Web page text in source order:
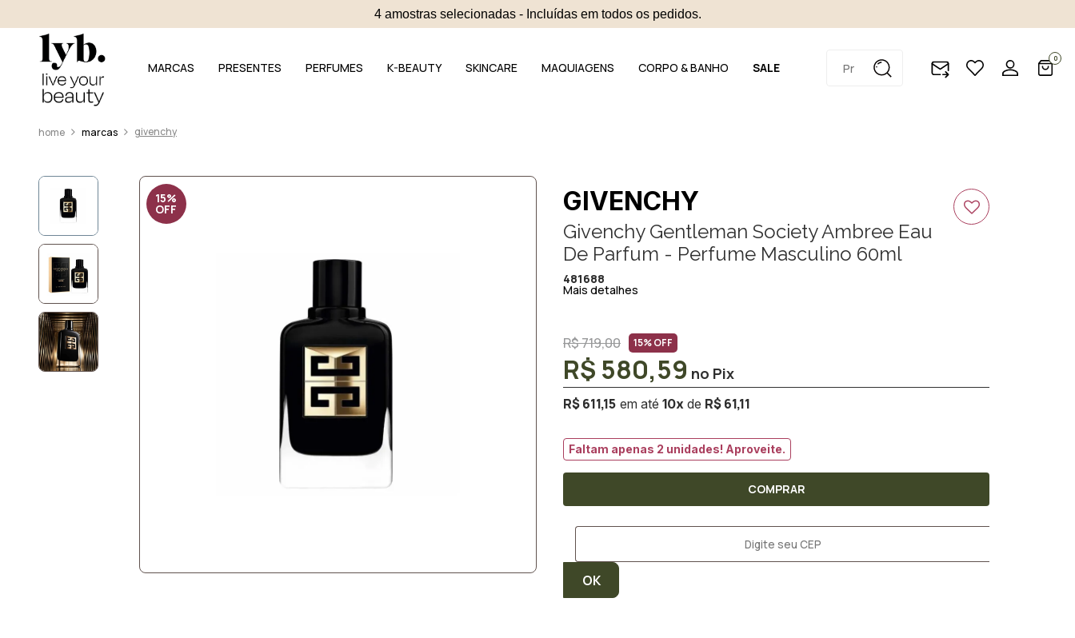
4 amostras selecionadas - Incluídas em todos os pedidos.
MARCAS PRESENTES PERFUMES K-BEAUTY SKINCARE MAQUIAGENS CORPO & BANHO SALE
0
marcas givenchy
15%
OFF GIVENCHY
Givenchy Gentleman Society Ambree Eau
De Parfum - Perfume Masculino 60ml
481688
Mais detalhes
R$ 719,00 15% OFF
R$ 611,15 10x R$ 61,11
R$ 580,59
Faltam apenas 2 unidades! Aproveite.
COMPRAR